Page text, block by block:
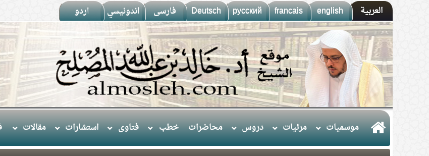
العربية english
francais
русский
Deutsch فارسى اندونيسي اردو
موسميات مرئيات دروس محاضرات خطب فتاوى استشارات مقالات